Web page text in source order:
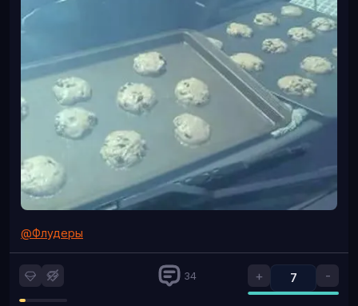
@Флудеры
+ 7 -
34